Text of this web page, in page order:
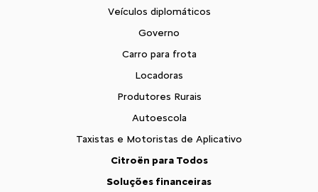
Veículos diplomáticos
Governo
Carro para frota
Locadoras
Produtores Rurais
Autoescola
Taxistas e Motoristas de Aplicativo
Citroën para Todos
Soluções financeiras